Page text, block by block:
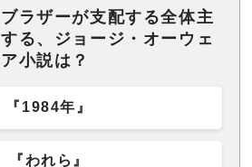
ラザーが支配する全体主
る、ジョージ・オーウェ
小説は？
『1984年』
『われら』